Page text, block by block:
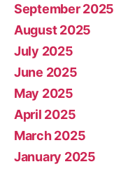
September 2025
August 2025
July 2025
June 2025
May 2025
April 2025
March 2025
January 2025